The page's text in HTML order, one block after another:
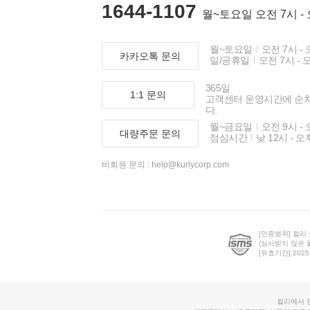
1644-1107 월~토요일 오전 7시 -
카카오톡 문의
월~토요일
오전 7시 -
일/공휴일
오전 7시 -
1:1 문의
365일
고객센터 운영시간에 순
다.
대량주문 문의
월~금요일
오전 9시 -
점심시간
낮 12시 - 오
비회원 문의 : help@kurlycorp.com
[인증범위] 컬리
(심사받지 않은
[유효기간]
컬리에서